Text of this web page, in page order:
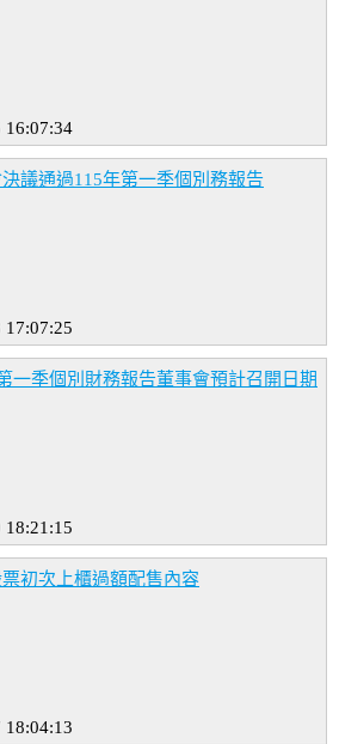
16:07:34
議通過115年第一季個別務報告
一季個別財務報告董事會預計召開日期
初次上櫃過額配售內容